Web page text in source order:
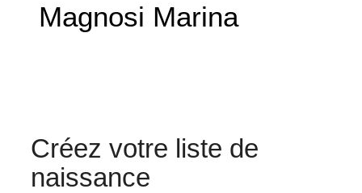
Magnosi Marina
Créez votre liste de
naissance